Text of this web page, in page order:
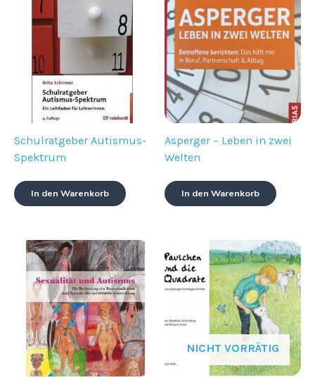
Schulratgeber Autismus-
Spektrum
In den Warenkorb
Asperger – Leben in zwei
Welten
In den Warenkorb
NICHT VORRÄTIG